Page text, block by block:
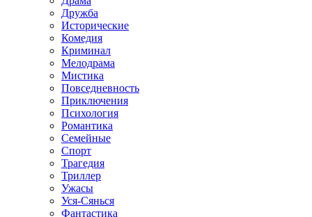
Дружба
Исторические
Комедия
Криминал
Мелодрама
Мистика
Повседневность
Приключения
Психология
Романтика
Семейные
Спорт
Трагедия
Триллер
Ужасы
Уся-Сянься
Фантастика